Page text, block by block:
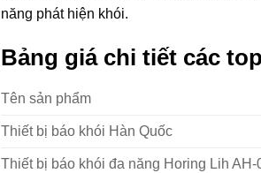
năng phát hiện khói.
Bảng giá chi tiết các
Tên sản phẩm
Thiết bị báo khói Hàn Quốc
Thiết bị báo khói đa năng Horing Lih AH-